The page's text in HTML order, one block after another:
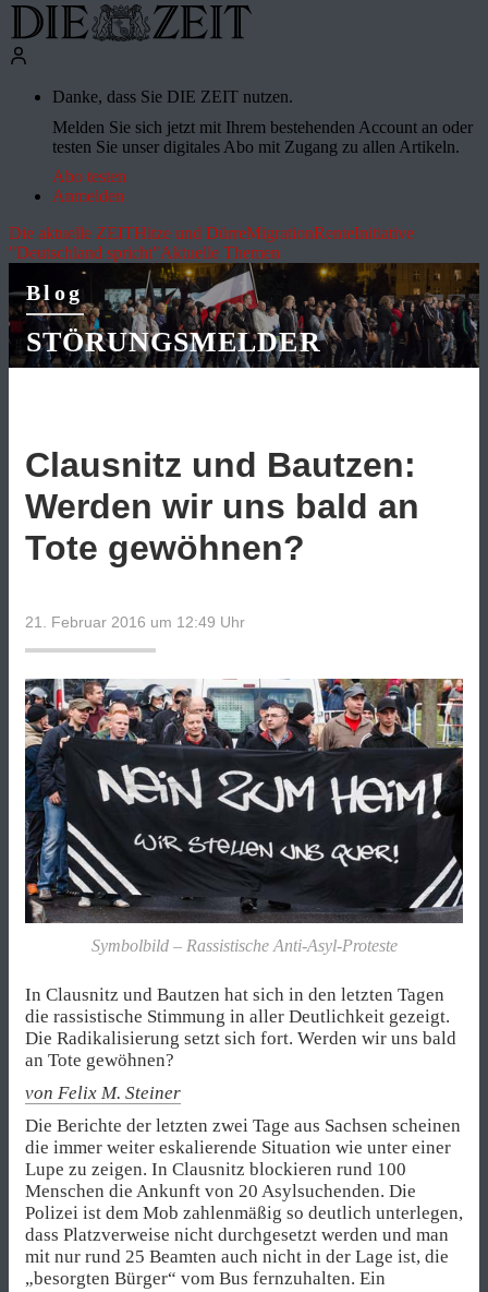
Danke, dass Sie DIE ZEIT nutzen.
Melden Sie sich jetzt mit Ihrem bestehenden Account an oder
testen Sie unser digitales Abo mit Zugang zu allen Artikeln.
Abo testen
Anmelden
Die aktuelle ZEITHitze und DürreMigrationRenteInitiative
"Deutschland spricht"Aktuelle Themen
Blog
STÖRUNGSMELDER
Clausnitz und Bautzen:
Werden wir uns bald an
Tote gewöhnen?
21. Februar 2016 um 12:49 Uhr
Symbolbild – Rassistische Anti-Asyl-Proteste
In Clausnitz und Bautzen hat sich in den letzten Tagen
die rassistische Stimmung in aller Deutlichkeit gezeigt.
Die Radikalisierung setzt sich fort. Werden wir uns bald
an Tote gewöhnen?
von Felix M. Steiner
Die Berichte der letzten zwei Tage aus Sachsen scheinen
die immer weiter eskalierende Situation wie unter einer
Lupe zu zeigen. In Clausnitz blockieren rund 100
Menschen die Ankunft von 20 Asylsuchenden. Die
Polizei ist dem Mob zahlenmäßig so deutlich unterlegen,
dass Platzverweise nicht durchgesetzt werden und man
mit nur rund 25 Beamten auch nicht in der Lage ist, die
„besorgten Bürger“ vom Bus fernzuhalten. Ein